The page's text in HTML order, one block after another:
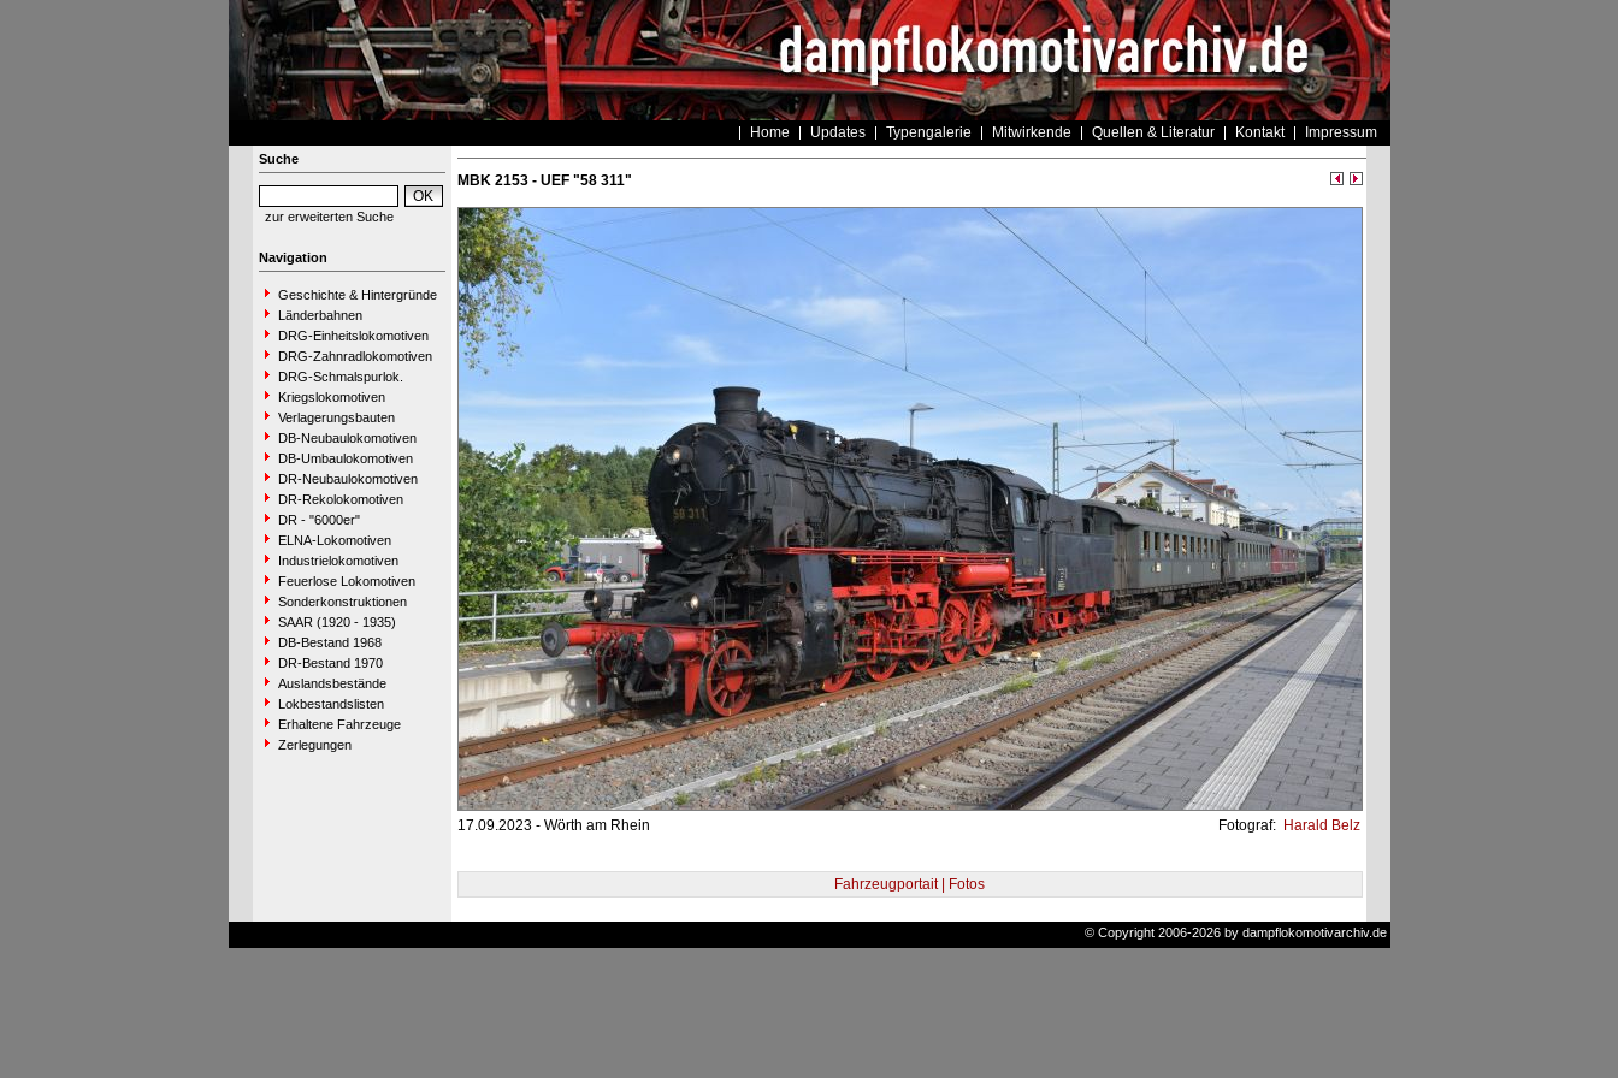
Home Updates Typengalerie Mitwirkende Quellen & Literatur Kontakt Impressum
Suche
zur erweiterten Suche
Navigation
Geschichte & Hintergründe
Länderbahnen
DRG-Einheitslokomotiven
DRG-Zahnradlokomotiven
DRG-Schmalspurlok.
Kriegslokomotiven
Verlagerungsbauten
DB-Neubaulokomotiven
DB-Umbaulokomotiven
DR-Neubaulokomotiven
DR-Rekolokomotiven
DR - "6000er"
ELNA-Lokomotiven
Industrielokomotiven
Feuerlose Lokomotiven
Sonderkonstruktionen
SAAR (1920 - 1935)
DB-Bestand 1968
DR-Bestand 1970
Auslandsbestände
Lokbestandslisten
Erhaltene Fahrzeuge
Zerlegungen
MBK 2153 - UEF "58 311"
17.09.2023 - Wörth am Rhein Fotograf: Harald Belz
Fahrzeugportait | Fotos
© Copyright 2006-2026 by dampflokomotivarchiv.de